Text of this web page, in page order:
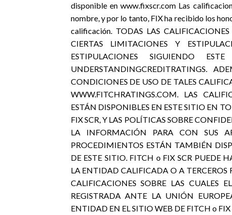
disponible en www.fixscr.com Las
nombre, y por lo tanto, FIX ha recibido los
calificación. TODAS LAS
CIERTAS LIMITACIONES Y
ESTIPULACIONES SIGUIENDO
UNDERSTANDINGCREDITRATINGS.
CONDICIONES DE USO DE TALES
WWW.FITCHRATINGS.COM. LAS
ESTÁN DISPONIBLES EN ESTE SITIO EN
FIX SCR, Y LAS POLÍTICAS SOBRE
LA INFORMACIÓN PARA CON SUS
PROCEDIMIENTOS ESTÁN TAMBIÉN
DE ESTE SITIO. FITCH o FIX SCR PUEDE
LA ENTIDAD CALIFICADA O A TERCEROS
CALIFICACIONES SOBRE LAS CUALES
REGISTRADA ANTE LA UNIÓN
ENTIDAD EN EL SITIO WEB DE FITCH o FIX